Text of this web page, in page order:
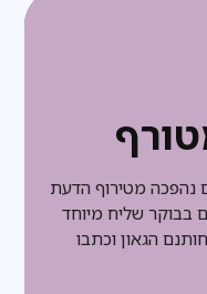
מטירוף הדעת
שליח מיוחד
הגאון וכתבו